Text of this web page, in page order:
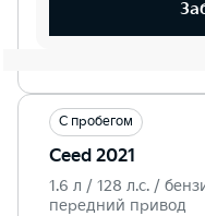
С пробегом
Ceed 2021
1.6 л / 128 л.c. /
передний привод